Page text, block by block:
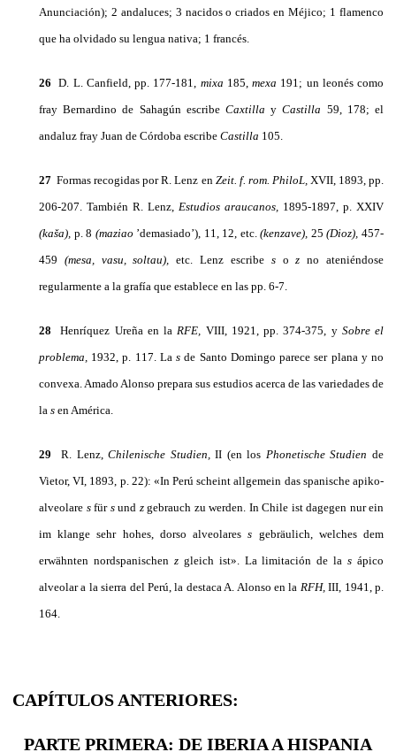
Anunciación); 2 andaluces; 3 nacidos o cria­dos en Méjico; 1 flamenco
que ha olvidado su lengua nativa; 1 francés.
26 D. L. Canfield, pp. 177-181, mixa 185,mexa 191; un leonés como
fray Bernardino de Sahagún escribe CaxtillayCastilla 59, 178; el
andaluz fray Juan de Córdoba escribe Castilla 105.
27 Formas recogidas por R. Lenz en Zeit. f. rom. PhiloL, XVII, 1893, pp.
206-207. También R. Lenz, Estudios araucanos, 1895-1897, p. XXIV
(kaša), p. 8 (maziao ’demasiado’), 11, 12, etc.(kenzave), 25(Dioz),457-
459 (mesa, vasu,soltau),etc. Lenz escribe soz no ateniéndose
regularmente a la grafía que establece en las pp. 6-7.
28 Henríquez Ureña en la RFE, VIII, 1921, pp. 374-375, y So­bre el
problema, 1932, p. 117. Las de Santo Domingo parece ser plana y no
convexa. Amado Alonso prepara sus estudios acerca de las variedades de
la s en América.
29 R. Lenz,Chilenische Studien,II (en los Phonetische Studiende
Vietor, VI, 1893, p. 22): «In Perú scheint allgemein das spanische apiko-
alveolare s für sund z gebrauch zu werden. In Chile ist dagegen nur ein
im klange sehr hohes, dorso alveolaress gebräulich, welches dem
erwähnten nordspanischen zgleich ist». La limitación de lasápico
alveolar a la sierra del Perú, la desta­ca A. Alonso en la RFH,III, 1941, p.
164.
CAPÍTULOS ANTERIORES:
PARTE PRIMERA: DE IBERIA A HISPANIA